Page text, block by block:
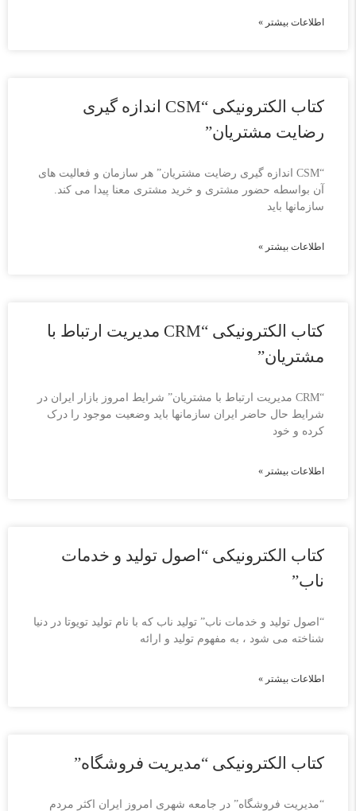
اطلاعات بیشتر »
کتاب الکترونیکی “CSM اندازه گیری
رضایت مشتریان”
“CSM اندازه گیری رضایت مشتریان” هر سازمان و فعالیت های
آن بواسطه حضور مشتری و خرید مشتری معنا پیدا می کند.
سازمانها باید
اطلاعات بیشتر »
کتاب الکترونیکی “CRM مدیریت ارتباط با
مشتریان”
“CRM مدیریت ارتباط با مشتریان” شرایط امروز بازار ایران در
شرایط حال حاضر ایران سازمانها باید وضعیت موجود را درک
کرده و خود
اطلاعات بیشتر »
کتاب الکترونیکی “اصول تولید و خدمات
ناب”
“اصول تولید و خدمات ناب” تولید ناب که با نام تولید تویوتا در دنیا
شناخته می شود ، به مفهوم تولید و ارائه
اطلاعات بیشتر »
کتاب الکترونیکی “مدیریت فروشگاه”
“مدیریت فروشگاه” در جامعه شهری امروز ایران اکثر مردم